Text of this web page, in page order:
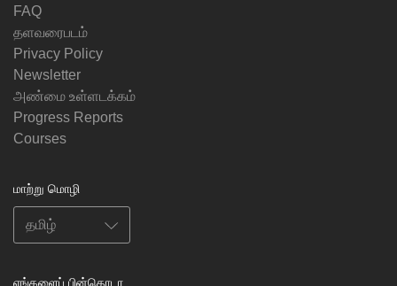
FAQ
தளவரைபடம்
Privacy Policy
Newsletter
அண்மை உள்ளடக்கம்
Progress Reports
Courses
மாற்று மொழி
எங்களைப் பின்தொடர